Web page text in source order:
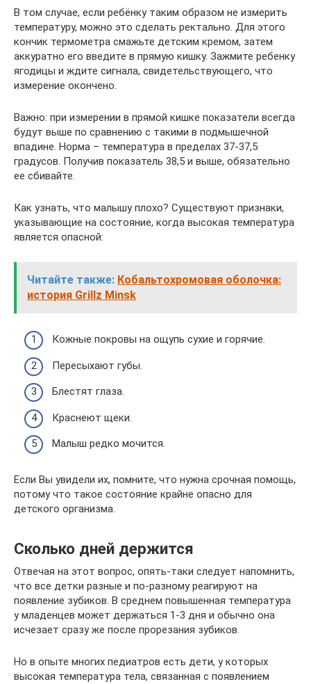
В том случае, если ребёнку таким образом не измерить
температуру, можно это сделать ректально. Для этого
кончик термометра смажьте детским кремом, затем
аккуратно его введите в прямую кишку. Зажмите ребенку
ягодицы и ждите сигнала, свидетельствующего, что
измерение окончено.
Важно: при измерении в прямой кишке показатели всегда
будут выше по сравнению с такими в подмышечной
впадине. Норма – температура в пределах 37-37,5
градусов. Получив показатель 38,5 и выше, обязательно
ее сбивайте.
Как узнать, что малышу плохо? Существуют признаки,
указывающие на состояние, когда высокая температура
является опасной:
Читайте также: Кобальтохромовая оболочка:
история Grillz Minsk
Кожные покровы на ощупь сухие и горячие.
Пересыхают губы.
Блестят глаза.
Краснеют щеки.
Малыш редко мочится.
Если Вы увидели их, помните, что нужна срочная помощь,
потому что такое состояние крайне опасно для
детского организма.
Сколько дней держится
Отвечая на этот вопрос, опять-таки следует напомнить,
что все детки разные и по-разному реагируют на
появление зубиков. В среднем повышенная температура
у младенцев может держаться 1-3 дня и обычно она
исчезает сразу же после прорезания зубиков.
Но в опыте многих педиатров есть дети, у которых
высокая температура тела, связанная с появлением